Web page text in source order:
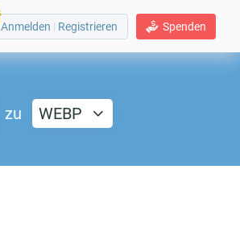
Spenden
Anmelden | Registrieren
zu WEBP